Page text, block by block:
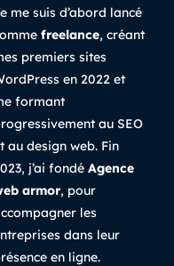
me suis d’abord lancé
freelance, créant
premiers sites
en 2022 et
formant
au SEO
au design web. Fin
j’ai fondé Agence
armor, pour
les
dans leur
en ligne.